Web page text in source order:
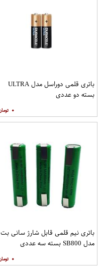
باتری قلمی دوراسل مدل ULTRA
بسته دو عددی
۰
باتری نیم قلمی قابل شارژ سانی بت
مدل SB800 بسته سه عددی
۰